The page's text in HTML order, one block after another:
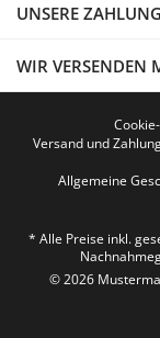
UNSERE
WIR VERSENDEN
Versand und
Allgemeine
* Alle Preise inkl.
© 2026